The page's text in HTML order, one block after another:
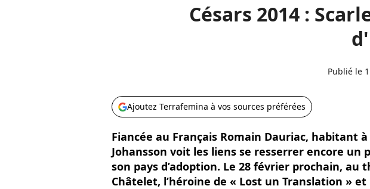
Césars 2014 :
Publié le
Ajoutez Terrafemina à vos sources préférées
Fiancée au Français Romain Dauriac, habitant
Johansson voit les liens se resserrer encore un
son pays d’adoption. Le 28 février prochain, au
Châtelet, l’héroine de « Lost un Translation »